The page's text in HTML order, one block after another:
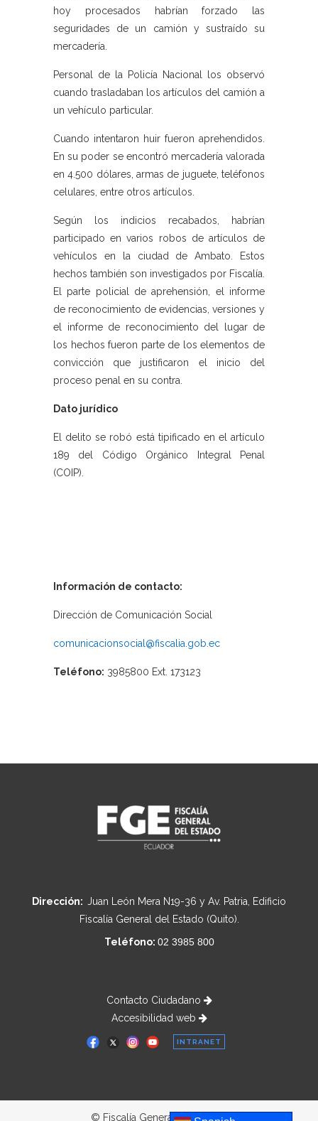
hoy procesados habrían forzado las
seguridades de un camión y sustraído su
mercadería.
Personal de la Policía Nacional los observó
cuando trasladaban los artículos del camión a
un vehículo particular.
Cuando intentaron huir fueron aprehendidos.
En su poder se encontró mercadería valorada
en 4.500 dólares, armas de juguete, teléfonos
celulares, entre otros artículos.
Según los indicios recabados, habrían
participado en varios robos de artículos de
vehículos en la ciudad de Ambato. Estos
hechos también son investigados por Fiscalía.
El parte policial de aprehensión, el informe
de reconocimiento de evidencias, versiones y
el informe de reconocimiento del lugar de
los hechos fueron parte de los elementos de
convicción que justificaron el inicio del
proceso penal en su contra.
Dato jurídico
El delito se robó está tipificado en el artículo
189 del Código Orgánico Integral Penal
(COIP).
Información de contacto:
Dirección de Comunicación Social
comunicacionsocial@fiscalia.gob.ec
Teléfono: 3985800 Ext. 173123
Dirección: Juan León Mera N19-36 y Av. Patria, Edificio
Fiscalía General del Estado (Quito).
Teléfono: 02 3985 800
Contacto Ciudadano
Accesibilidad web
INTRANET
© Fiscalía General del Estado